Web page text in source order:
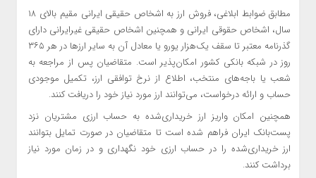
مطابق ضوابط ابلاغی، فروش ارز به اشخاص حقیقی ایرانی مقیم بالای ۱۸
سال، اشخاص حقوقی ایرانی و همچنین اشخاص حقیقی غیرایرانی دارای
گذرنامه معتبر تا سقف یک‌هزار یورو یا معادل آن به سایر ارزها در هر ۳۶۵
روز در شبکه بانکی کشور امکان‌پذیر است. متقاضیان پس از مراجعه به
شعب یا باجه‌های منتخب، اطلاع از نرخ توافقی ارز، تکمیل موجودی
حساب و ارائه درخواست، می‌توانند ارز مورد نیاز خود را دریافت کنند.
همچنین امکان واریز ارز خریداری‌شده به حساب ارزی مشتریان نزد
پست‌بانک ایران فراهم شده است تا متقاضیان در صورت تمایل بتوانند
ارز خریداری‌شده را در حساب ارزی خود نگهداری و در زمان مورد نیاز
برداشت کنند.